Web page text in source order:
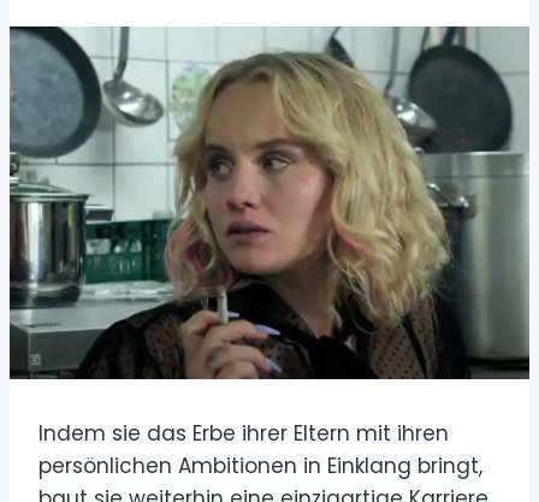
Indem sie das Erbe ihrer Eltern mit ihren
persönlichen Ambitionen in Einklang bringt,